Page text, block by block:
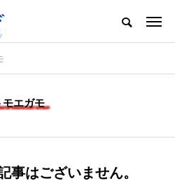
モエガモ
事はございません。